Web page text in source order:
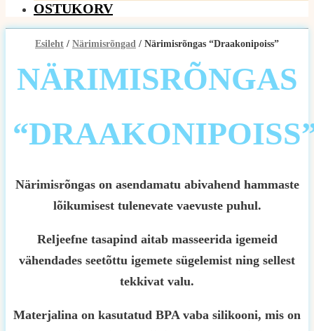
OSTUKORV
Esileht / Närimisrõngad / Närimisrõngas “Draakonipoiss”
NÄRIMISRÕNGAS
Närimisrõngas on asendamatu abivahend hammaste
lõikumisest tulenevate vaevuste puhul.
Reljeefne tasapind aitab masseerida igemeid
vähendades seetõttu igemete sügelemist ning sellest
tekkivat valu.
Materjalina on kasutatud BPA vaba silikooni, mis on